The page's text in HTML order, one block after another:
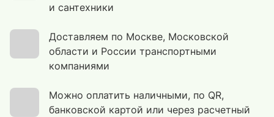
и сантехники
Доставляем по Москве, Московской
области и России транспортными
компаниями
Можно оплатить наличными, по QR,
банковской картой или через расчетный